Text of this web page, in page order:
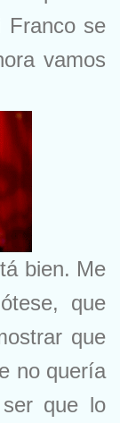
lo que
tengo.
del
de sus
aquí.
cosa
Franco se
vamos
bien. Me
que
que
no quería
que lo